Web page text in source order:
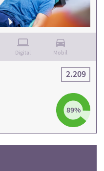
Digital Mobil
89%
2.209